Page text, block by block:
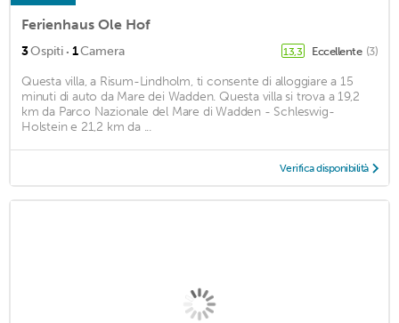
Ferienhaus Ole Hof
3Ospiti · 1Camera 13,3 Eccellente (3)
Questa villa, a Risum-Lindholm, ti consente di alloggiare a 15
minuti di auto da Mare dei Wadden. Questa villa si trova a 19,2
km da Parco Nazionale del Mare di Wadden - Schleswig-
Holstein e 21,2 km da ...
Verifica disponibilità